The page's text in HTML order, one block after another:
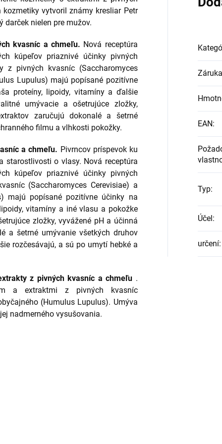
vytvoril známy kresliar Petr
darček nielen pre mužov.
kvasníc a chmeľu. Nová receptúra
kúpeľov priaznivé účinky pivných
z pivných kvasníc (Saccharomyces
Lupulus) majú popísané pozitívne
proteíny, lipoidy, vitamíny a ďalšie
umývacie a ošetrujúce zložky,
zaručujú dokonalé a šetrné
filmu a vlhkosti pokožky.
a chmeľu. Pivrncov príspevok ku
starostlivosti o vlasy. Nová receptúra
kúpeľov priaznivé účinky pivných
(Saccharomyces Cerevisiae) a
majú popísané pozitívne účinky na
vitamíny a iné vlasu a pokožke
zložky, vyvážené pH a účinná
a šetrné umývanie všetkých druhov
rozčesávajú, a sú po umytí hebké a
z pivných kvasníc a chmeľu .
a extraktmi z pivných kvasníc
(Humulus Lupulus). Umýva
nadmerného vysušovania.
Záruka
EAN:
Typ:
Účel:
určení: